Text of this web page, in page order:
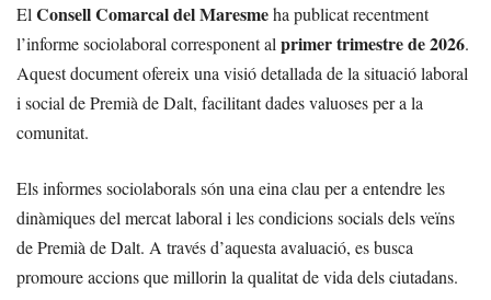
El Consell Comarcal del Maresmeha publicat recentment
l’informe sociolaboral corresponent al primer trimestre de 2026.
Aquest document ofereix una visió detallada de la situació laboral
i social de Premià de Dalt, facilitant dades valuoses per a la
comunitat.
Els informes sociolaborals són una eina clau per a entendre les
dinàmiques del mercat laboral i les condicions socials dels veïns
de Premià de Dalt. A través d’aquesta avaluació, es busca
promoure accions que millorin la qualitat de vida dels ciutadans.